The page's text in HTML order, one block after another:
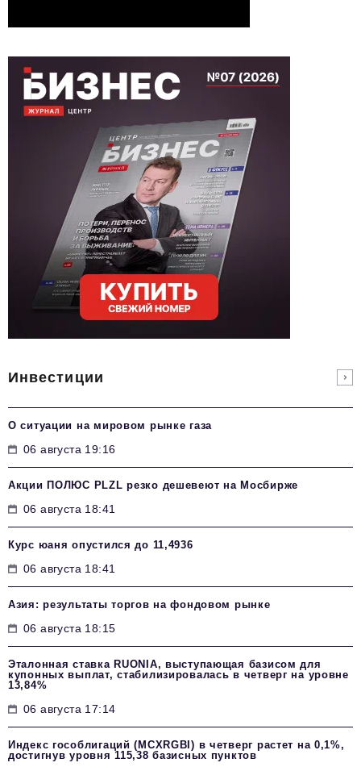
Инвестиции
О ситуации на мировом рынке газа
06 августа 19:16
Акции ПОЛЮС PLZL резко дешевеют на Мосбирже
06 августа 18:41
Курс юаня опустился до 11,4936
06 августа 18:41
Азия: результаты торгов на фондовом рынке
06 августа 18:15
Эталонная ставка RUONIA, выступающая базисом для
купонных выплат, стабилизировалась в четверг на уровне
13,84%
06 августа 17:14
Индекс гособлигаций (MCXRGBI) в четверг растет на 0,1%,
достигнув уровня 115,38 базисных пунктов